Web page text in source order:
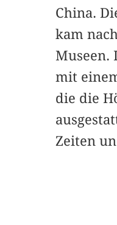
China.
kam
Museen.
mit
die die
Zeiten